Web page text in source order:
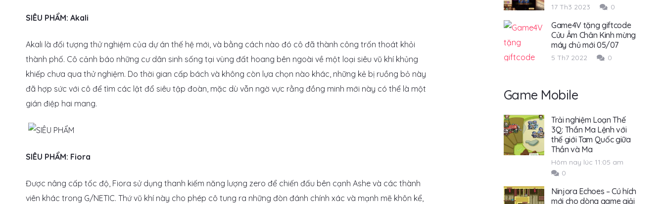
SIÊU PHẨM: Akali
Akali là đối tượng thử nghiệm của dự án thế hệ mới, và bằng cách nào đó cô đã thành công trốn thoát khỏi
thành phố. Cô cảnh báo những cư dân sinh sống tại vùng đất hoang bên ngoài về một loại siêu vũ khí khủng
khiếp chưa qua thử nghiệm. Do thời gian cấp bách và không còn lựa chọn nào khác, những kẻ bị ruồng bỏ này
đã hợp sức với cô để tìm các lật đổ siêu tập đoàn, mặc dù vẫn ngờ vực rằng đồng minh mới này có thể là một
gián điệp hai mang.
SIÊU PHẨM: Fiora
Được nâng cấp tốc độ, Fiora sử dụng thanh kiếm năng lượng zero để chiến đấu bên cạnh Ashe và các thành
viên khác trong G/NETIC. Thứ vũ khí này cho phép cô tung ra những đòn đánh chính xác và mạnh mẽ khôn kể,
17 Th3 2023 0
Game4V tặng giftcode
Cửu Âm Chân Kinh mừng
máy chủ mới 05/07
5 Th7 2022 0
Game Mobile
Trải nghiệm Loạn Thế
3Q: Thần Ma Lệnh với
thế giới Tam Quốc giữa
Thần và Ma
Hôm nay lúc 11:05 am
0
Ninjora Echoes – Cú hích
mới cho dòng game giải